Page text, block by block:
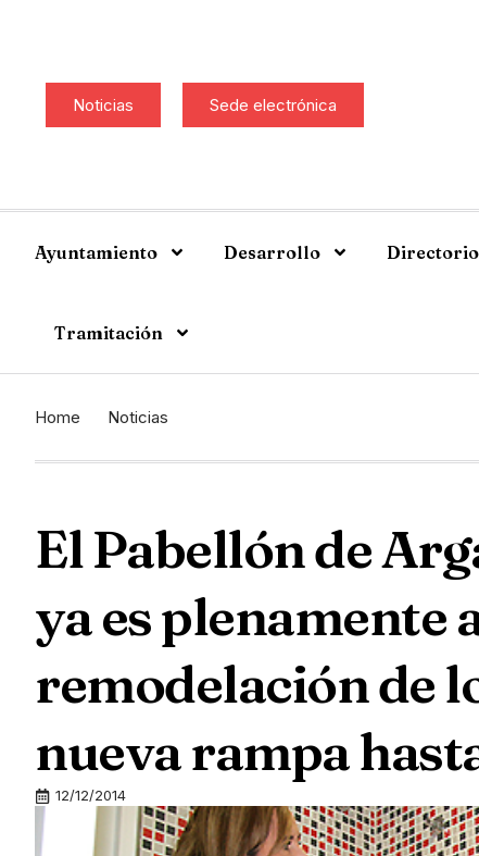
Noticias Sede electrónica
Ayuntamiento Desarrollo Directorio
Tramitación
Home Noticias
El Pabellón de
ya es plenamente
remodelación de
nueva rampa
12/12/2014